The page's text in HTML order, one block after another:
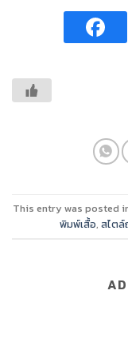
This entry was posted
พิมพ์เสื้อ, สไตล์